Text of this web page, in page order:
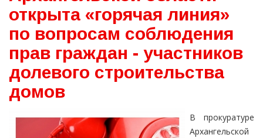
открыта «горячая линия»
по вопросам соблюдения
прав граждан - участников
долевого строительства
домов
В прокуратуре
Архангельской